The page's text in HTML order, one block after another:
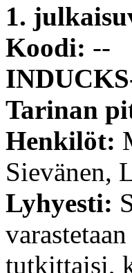
1.
Koodi: --
Tarinan
Henkilöt:
Sievänen,
Lyhyesti:
tutkittaisi,